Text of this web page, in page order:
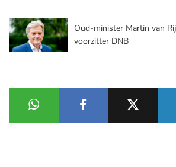
Oud-minister Martin van
voorzitter DNB